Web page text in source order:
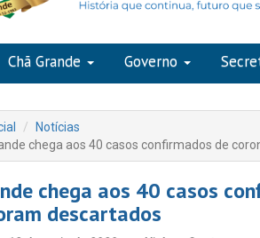
Chã Grande Governo
Notícias
chega aos 40 casos confirmados de
chega aos 40 casos
descartados